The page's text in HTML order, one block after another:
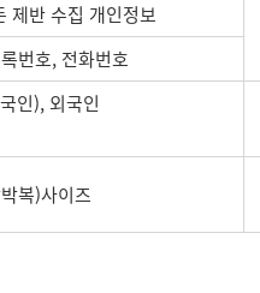
제반 수집 개인정보
번호, 전화번호
인), 외국인
복)사이즈